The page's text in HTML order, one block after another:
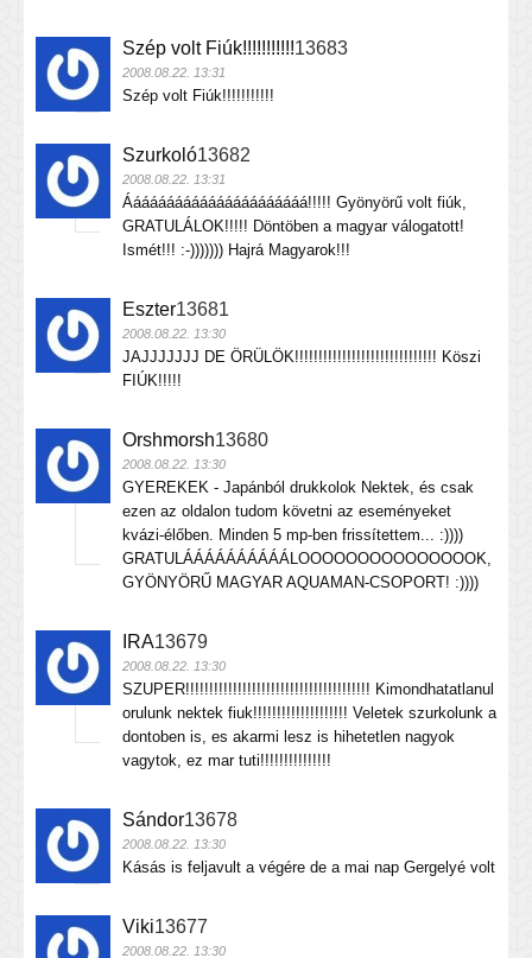
Szép volt Fiúk!!!!!!!!!!!13683
2008.08.22. 13:31
Szép volt Fiúk!!!!!!!!!!!
Szurkoló13682
2008.08.22. 13:31
Áááááááááááááááááááááá!!!!! Gyönyörű volt fiúk,
GRATULÁLOK!!!!! Döntöben a magyar válogatott!
Ismét!!! :-))))))) Hajrá Magyarok!!!
Eszter13681
2008.08.22. 13:30
JAJJJJJJJ DE ÖRÜLÖK!!!!!!!!!!!!!!!!!!!!!!!!!!!!!! Köszi
FIÚK!!!!!
Orshmorsh13680
2008.08.22. 13:30
GYEREKEK - Japánból drukkolok Nektek, és csak
ezen az oldalon tudom követni az eseményeket
kvázi-élőben. Minden 5 mp-ben frissítettem... :))))
GRATULÁÁÁÁÁÁÁÁÁÁLOOOOOOOOOOOOOOOK,
GYÖNYÖRŰ MAGYAR AQUAMAN-CSOPORT! :))))
IRA13679
2008.08.22. 13:30
SZUPER!!!!!!!!!!!!!!!!!!!!!!!!!!!!!!!!!!!!!!! Kimondhatatlanul
orulunk nektek fiuk!!!!!!!!!!!!!!!!!!!! Veletek szurkolunk a
dontoben is, es akarmi lesz is hihetetlen nagyok
vagytok, ez mar tuti!!!!!!!!!!!!!!!
Sándor13678
2008.08.22. 13:30
Kásás is feljavult a végére de a mai nap Gergelyé volt
Viki13677
2008.08.22. 13:30